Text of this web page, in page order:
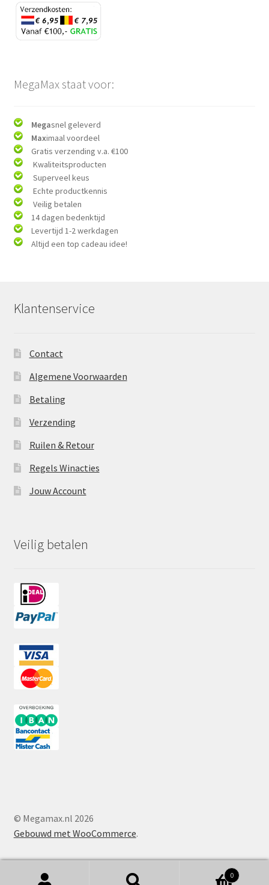
MegaMax staat voor:
Megasnel geleverd
Maximaal voordeel
Gratis verzending v.a. €100
Kwaliteitsproducten
Superveel keus
Echte productkennis
Veilig betalen
14 dagen bedenktijd
Levertijd 1-2 werkdagen
Altijd een top cadeau idee!
Klantenservice
Contact
Algemene Voorwaarden
Betaling
Verzending
Ruilen & Retour
Regels Winacties
Jouw Account
Veilig betalen
© Megamax.nl 2026
Gebouwd met WooCommerce.
0